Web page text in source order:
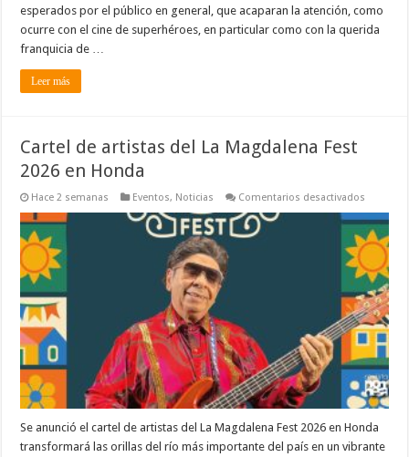
esperados por el público en general, que acaparan la atención, como
ocurre con el cine de superhéroes, en particular como con la querida
franquicia de …
Leer más
Cartel de artistas del La Magdalena Fest
2026 en Honda
Hace 2 semanas Eventos, Noticias Comentarios desactivados
de
artistas
del
Fest
2026
en
Honda
Se anunció el cartel de artistas del La Magdalena Fest 2026 en Honda
transformará las orillas del río más importante del país en un vibrante